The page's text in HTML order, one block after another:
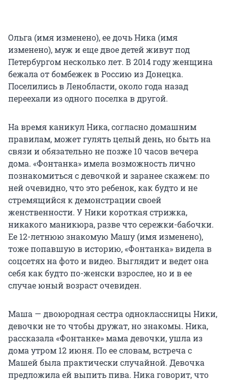
Ольга (имя изменено), ее дочь Ника (имя
изменено), муж и еще двое детей живут под
Петербургом несколько лет. В 2014 году женщина
бежала от бомбежек в Россию из Донецка.
Поселились в Ленобласти, около года назад
переехали из одного поселка в другой.
На время каникул Ника, согласно домашним
правилам, может гулять целый день, но быть на
связи и обязательно не позже 10 часов вечера
дома. «Фонтанка» имела возможность лично
познакомиться с девочкой и заранее скажем: по
ней очевидно, что это ребенок, как будто и не
стремящийся к демонстрации своей
женственности. У Ники короткая стрижка,
никакого маникюра, разве что сережки-бабочки.
Ее 12-летнюю знакомую Машу (имя изменено),
тоже попавшую в историю, «Фонтанка» видела в
соцсетях на фото и видео. Выглядит и ведет она
себя как будто по-женски взрослее, но и в ее
случае юный возраст очевиден.
Маша — двоюродная сестра одноклассницы Ники,
девочки не то чтобы дружат, но знакомы. Ника,
рассказала «Фонтанке» мама девочки, ушла из
дома утром 12 июня. По ее словам, встреча с
Машей была практически случайной. Девочка
предложила ей выпить пива. Ника говорит, что